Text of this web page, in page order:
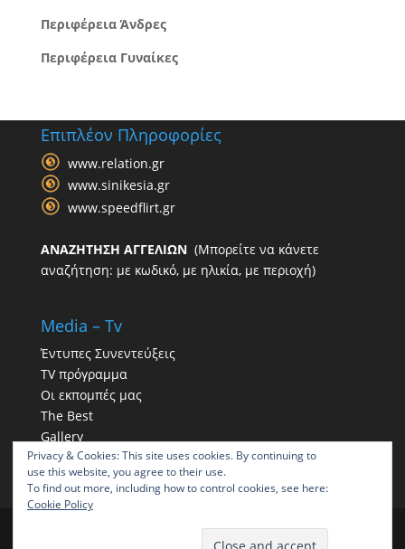
Περιφέρεια Άνδρες
Περιφέρεια Γυναίκες
Επιπλέον Πληροφορίες
www.relation.gr
www.sinikesia.gr
www.speedflirt.gr
ΑΝΑΖΗΤΗΣΗ ΑΓΓΕΛΙΩΝ(Μπορείτε να κάνετε
αναζήτηση: με κωδικό, με ηλικία, με περιοχή)
Media – Tv
Έντυπες Συνεντεύξεις
TV πρόγραμμα
Οι εκπομπές μας
The Best
Gallery
Η παρουσία μας στα social
Privacy & Cookies: This site uses cookies. By continuing to
use this website, you agree to their use.
To find out more, including how to control cookies, see here:
Cookie Policy